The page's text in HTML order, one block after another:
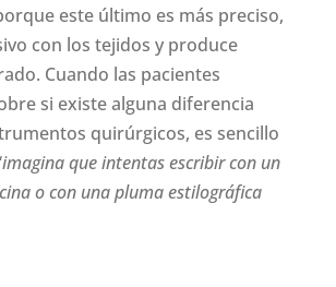
este último es más preciso,
con los tejidos y produce
Cuando las pacientes
si existe alguna diferencia
quirúrgicos, es sencillo
imagina que intentas escribir con un
o con una pluma estilográfica